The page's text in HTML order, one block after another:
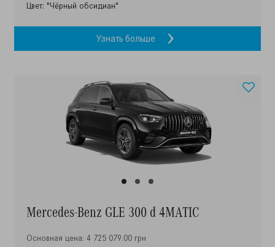
Цвет: "Чёрный обсидиан"
Узнать больше
Mercedes-Benz GLE 300 d 4MATIC
Основная цена: 4 725 079.00 грн